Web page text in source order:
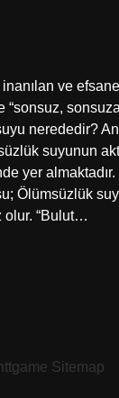
ve
“sonsuz,
nerededir?
suyunun
yer
Ölümsüzlük
olur. “Bulut…
Sitemap